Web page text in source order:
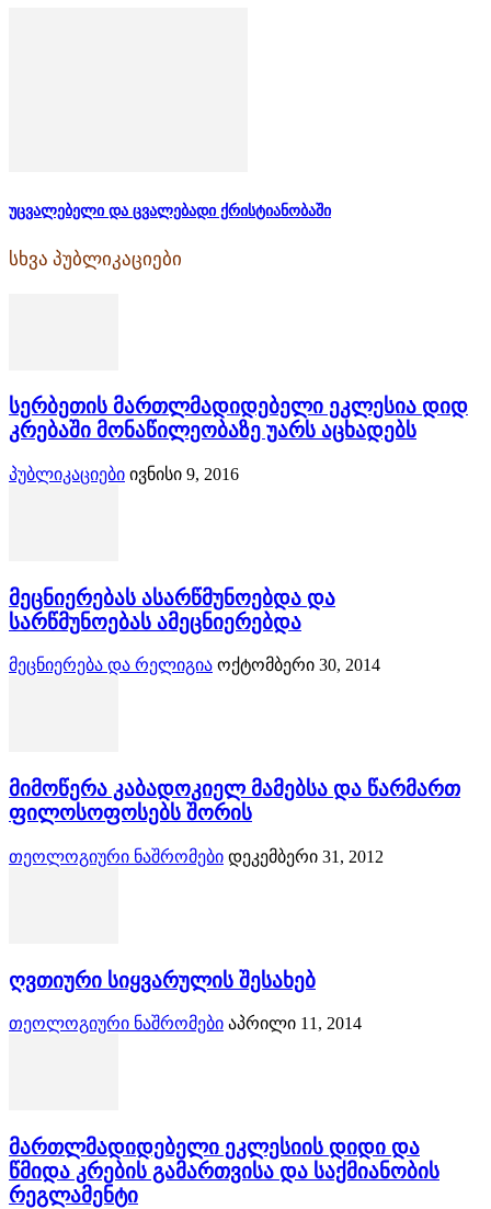
უცვალებელი და ცვალებადი ქრისტიანობაში
სხვა პუბლიკაციები
სერბეთის მართლმადიდებელი ეკლესია დიდ
კრებაში მონაწილეობაზე უარს აცხადებს
პუბლიკაციები ივნისი 9, 2016
მეცნიერებას ასარწმუნოებდა და
სარწმუნოებას ამეცნიერებდა
მეცნიერება და რელიგია ოქტომბერი 30, 2014
მიმოწერა კაბადოკიელ მამებსა და წარმართ
ფილოსოფოსებს შორის
თეოლოგიური ნაშრომები დეკემბერი 31, 2012
ღვთიური სიყვარულის შესახებ
თეოლოგიური ნაშრომები აპრილი 11, 2014
მართლმადიდებელი ეკლესიის დიდი და
წმიდა კრების გამართვისა და საქმიანობის
რეგლამენტი